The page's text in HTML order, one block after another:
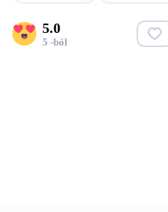
5.0
5 -ból